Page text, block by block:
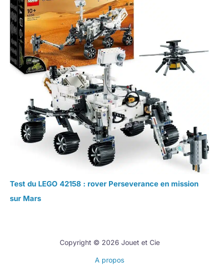
Test du LEGO 42158 : rover Perseverance en mission
sur Mars
Copyright © 2026 Jouet et Cie
A propos